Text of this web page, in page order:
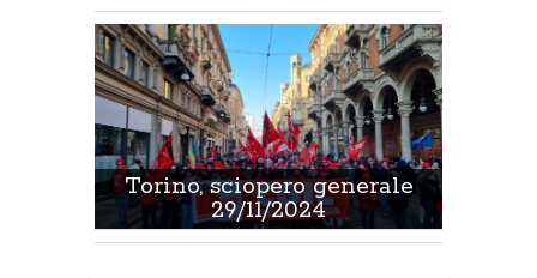
Torino, sciopero generale
29/11/2024